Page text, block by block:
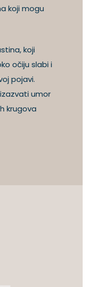
koji mogu
koji
očiju slabi i
pojavi.
umor
krugova